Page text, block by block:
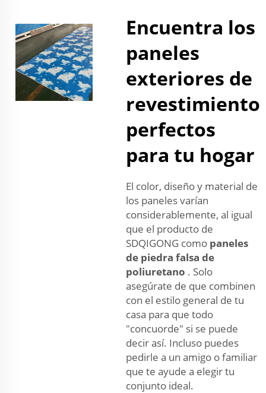
Encuentra los
paneles
exteriores de
revestimiento
perfectos
para tu hogar
El color, diseño y material de
los paneles varían
considerablemente, al igual
que el producto de
SDQIGONG como paneles
de piedra falsa de
poliuretano . Solo
asegúrate de que combinen
con el estilo general de tu
casa para que todo
"concuorde" si se puede
decir así. Incluso puedes
pedirle a un amigo o familiar
que te ayude a elegir tu
conjunto ideal.